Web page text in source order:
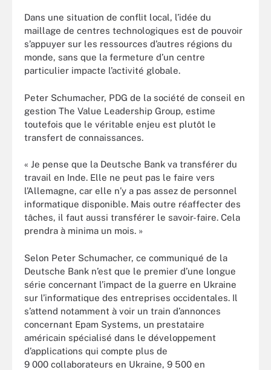
Dans une situation de conflit local, l’idée du
maillage de centres technologiques est de pouvoir
s’appuyer sur les ressources d’autres régions du
monde, sans que la fermeture d’un centre
particulier impacte l’activité globale.
Peter Schumacher, PDG de la société de conseil en
gestion The Value Leadership Group, estime
toutefois que le véritable enjeu est plutôt le
transfert de connaissances.
« Je pense que la Deutsche Bank va transférer du
travail en Inde. Elle ne peut pas le faire vers
l’Allemagne, car elle n’y a pas assez de personnel
informatique disponible. Mais outre réaffecter des
tâches, il faut aussi transférer le savoir-faire. Cela
prendra à minima un mois. »
Selon Peter Schumacher, ce communiqué de la
Deutsche Bank n’est que le premier d’une longue
série concernant l’impact de la guerre en Ukraine
sur l’informatique des entreprises occidentales. Il
s’attend notamment à voir un train d’annonces
concernant Epam Systems, un prestataire
américain spécialisé dans le développement
d’applications qui compte plus de
9 000 collaborateurs en Ukraine, 9 500 en